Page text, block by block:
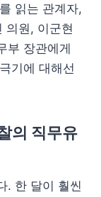
읽는 관계자,
의원, 이군현
부 장관에게
기에 대해선
의 직무유
. 한 달이 훨씬